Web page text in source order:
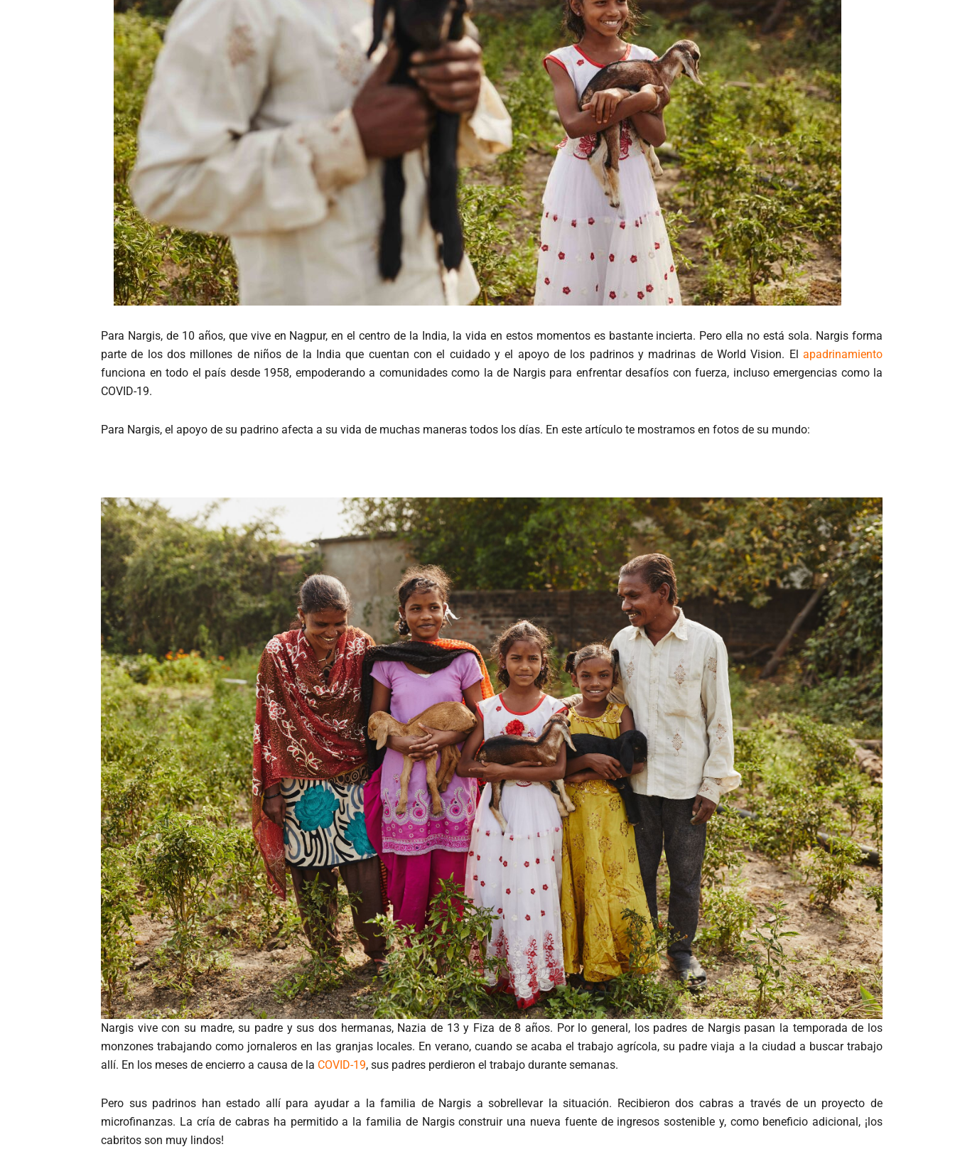
Para Nargis, de 10 años, que vive en Nagpur, en el centro de la India, la vida en estos momentos es bastante incierta. Pero ella no está sola. Nargis forma
parte de los dos millones de niños de la India que cuentan con el cuidado y el apoyo de los padrinos y madrinas de World Vision. El apadrinamiento
funciona en todo el país desde 1958, empoderando a comunidades como la de Nargis para enfrentar desafíos con fuerza, incluso emergencias como la
COVID-19.
Para Nargis, el apoyo de su padrino afecta a su vida de muchas maneras todos los días. En este artículo te mostramos en fotos de su mundo:
Nargis vive con su madre, su padre y sus dos hermanas, Nazia de 13 y Fiza de 8 años. Por lo general, los padres de Nargis pasan la temporada de los
monzones trabajando como jornaleros en las granjas locales. En verano, cuando se acaba el trabajo agrícola, su padre viaja a la ciudad a buscar trabajo
allí. En los meses de encierro a causa de la COVID-19, sus padres perdieron el trabajo durante semanas.
Pero sus padrinos han estado allí para ayudar a la familia de Nargis a sobrellevar la situación. Recibieron dos cabras a través de un proyecto de
microfinanzas. La cría de cabras ha permitido a la familia de Nargis construir una nueva fuente de ingresos sostenible y, como beneficio adicional, ¡los
cabritos son muy lindos!